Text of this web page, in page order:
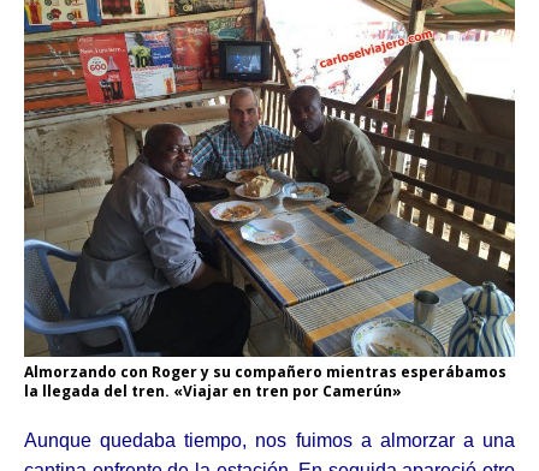
Almorzando con Roger y su compañero mientras esperábamos
la llegada del tren. «Viajar en tren por Camerún»
Aunque quedaba tiempo, nos fuimos a almorzar a una